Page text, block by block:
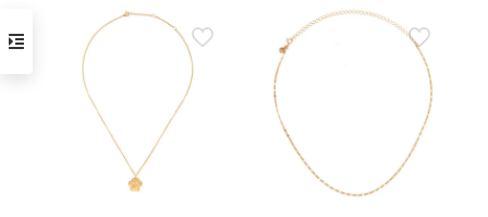
wariantów.
można
wybrać
na
stronie
produktu